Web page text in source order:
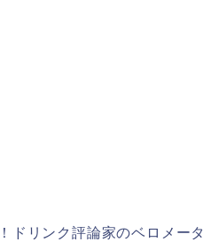
ドリンク評論家のベロメー